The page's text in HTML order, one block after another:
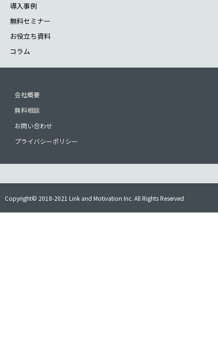
導入事例
無料セミナー
お役立ち資料
コラム
会社概要
無料相談
お問い合わせ
プライバシーポリシー
Copyright© 2018-2021 Link and Motivation Inc. All Rights Reserved